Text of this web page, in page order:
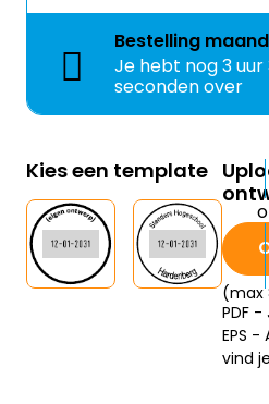
Bestelling
Je hebt nog3 uur
seconden over
Kies een template
(max
PDF -
EPS -
vind je